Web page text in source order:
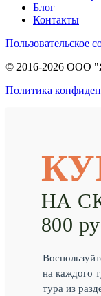
Блог
Контакты
Пользовательское
© 2016-2026 ООО
Политика
НА
800
на каждого
тура из